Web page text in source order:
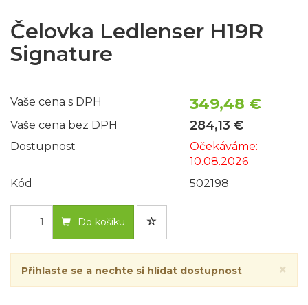
Čelovka Ledlenser H19R
Signature
Vaše cena s DPH 349,48 €
Vaše cena bez DPH 284,13 €
Dostupnost
Očekáváme:
10.08.2026
Kód
502198
Do košíku
×
Přihlaste se a nechte si hlídat dostupnost